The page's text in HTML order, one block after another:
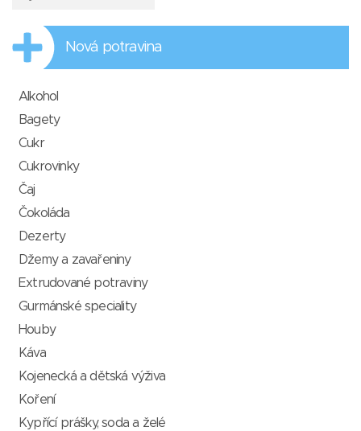
Nová potravina
Alkohol
Bagety
Cukr
Cukrovinky
Čaj
Čokoláda
Dezerty
Džemy a zavařeniny
Extrudované potraviny
Gurmánské speciality
Houby
Káva
Kojenecká a dětská výživa
Koření
Kypřící prášky, soda a želé